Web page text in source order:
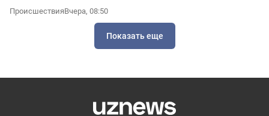
ПроисшествияВчера, 08:50
Показать еще